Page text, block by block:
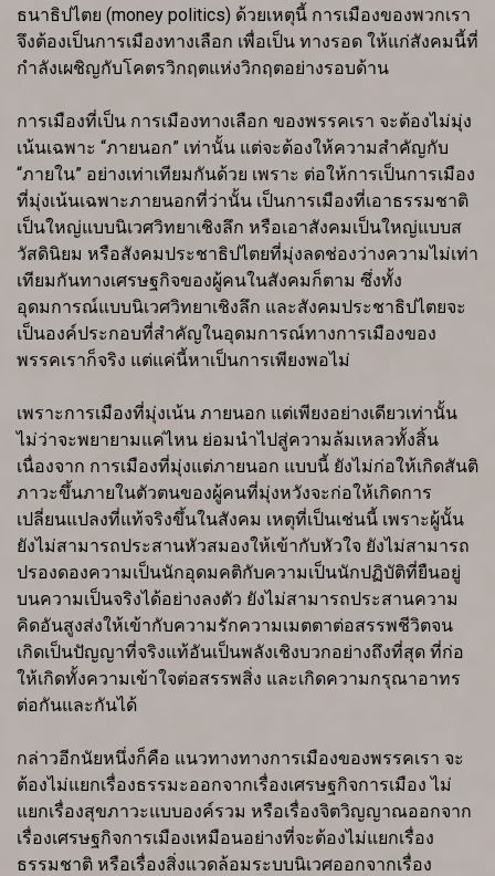
ธนาธิปไตย (money politics) ด้วยเหตุนี้ การเมืองของพวกเรา
จึงต้องเป็นการเมืองทางเลือก เพื่อเป็น ทางรอด ให้แก่สังคมนี้ที่
กำลังเผชิญกับโคตรวิกฤตแห่งวิกฤตอย่างรอบด้าน
การเมืองที่เป็น การเมืองทางเลือก ของพรรคเรา จะต้องไม่มุ่ง
เน้นเฉพาะ “ภายนอก” เท่านั้น แต่จะต้องให้ความสำคัญกับ
“ภายใน” อย่างเท่าเทียมกันด้วย เพราะ ต่อให้การเป็นการเมือง
ที่มุ่งเน้นเฉพาะภายนอกที่ว่านั้น เป็นการเมืองที่เอาธรรมชาติ
เป็นใหญ่แบบนิเวศวิทยาเชิงลึก หรือเอาสังคมเป็นใหญ่แบบส
วัสดินิยม หรือสังคมประชาธิปไตยที่มุ่งลดช่องว่างความไม่เท่า
เทียมกันทางเศรษฐกิจของผู้คนในสังคมก็ตาม ซึ่งทั้ง
อุดมการณ์แบบนิเวศวิทยาเชิงลึก และสังคมประชาธิปไตยจะ
เป็นองค์ประกอบที่สำคัญในอุดมการณ์ทางการเมืองของ
พรรคเราก็จริง แต่แค่นี้หาเป็นการเพียงพอไม่
เพราะการเมืองที่มุ่งเน้น ภายนอก แต่เพียงอย่างเดียวเท่านั้น
ไม่ว่าจะพยายามแค่ไหน ย่อมนำไปสู่ความล้มเหลวทั้งสิ้น
เนื่องจาก การเมืองที่มุ่งแต่ภายนอก แบบนี้ ยังไม่ก่อให้เกิดสันติ
ภาวะขึ้นภายในตัวตนของผู้คนที่มุ่งหวังจะก่อให้เกิดการ
เปลี่ยนแปลงที่แท้จริงขึ้นในสังคม เหตุที่เป็นเช่นนี้ เพราะผู้นั้น
ยังไม่สามารถประสานหัวสมองให้เข้ากับหัวใจ ยังไม่สามารถ
ปรองดองความเป็นนักอุดมคติกับความเป็นนักปฏิบัติที่ยืนอยู่
บนความเป็นจริงได้อย่างลงตัว ยังไม่สามารถประสานความ
คิดอันสูงส่งให้เข้ากับความรักความเมตตาต่อสรรพชีวิตจน
เกิดเป็นปัญญาที่จริงแท้อันเป็นพลังเชิงบวกอย่างถึงที่สุด ที่ก่อ
ให้เกิดทั้งความเข้าใจต่อสรรพสิ่ง และเกิดความกรุณาอาทร
ต่อกันและกันได้
กล่าวอีกนัยหนึ่งก็คือ แนวทางทางการเมืองของพรรคเรา จะ
ต้องไม่แยกเรื่องธรรมะออกจากเรื่องเศรษฐกิจการเมือง ไม่
แยกเรื่องสุขภาวะแบบองค์รวม หรือเรื่องจิตวิญญาณออกจาก
เรื่องเศรษฐกิจการเมืองเหมือนอย่างที่จะต้องไม่แยกเรื่อง
ธรรมชาติ หรือเรื่องสิ่งแวดล้อมระบบนิเวศออกจากเรื่อง